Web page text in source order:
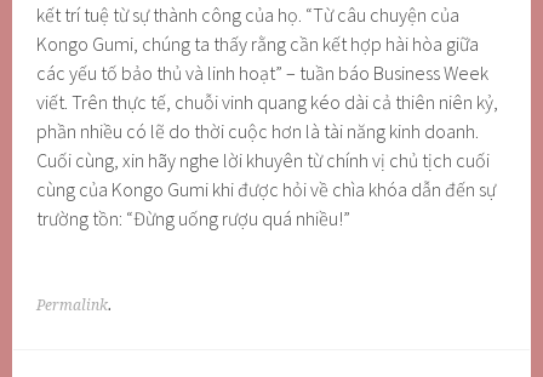
kết trí tuệ từ sự thành công của họ. “Từ câu chuyện của
Kongo Gumi, chúng ta thấy rằng cần kết hợp hài hòa giữa
các yếu tố bảo thủ và linh hoạt” – tuần báo Business Week
viết. Trên thực tế, chuỗi vinh quang kéo dài cả thiên niên kỷ,
phần nhiều có lẽ do thời cuộc hơn là tài năng kinh doanh.
Cuối cùng, xin hãy nghe lời khuyên từ chính vị chủ tịch cuối
cùng của Kongo Gumi khi được hỏi về chìa khóa dẫn đến sự
trường tồn: “Đừng uống rượu quá nhiều!”
Permalink.